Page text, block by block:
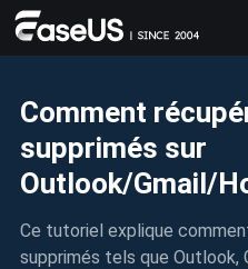
Comment
supprimés sur
Outlook/Gmail/
Ce tutoriel explique
supprimés tels que Outlook,